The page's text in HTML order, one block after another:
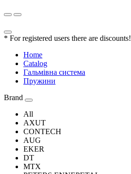
* For registered users there are discounts!
Home
Catalog
Гальмівна система
Пружини
Brand
All
AXUT
CONTECH
AUG
EKER
DT
MTX